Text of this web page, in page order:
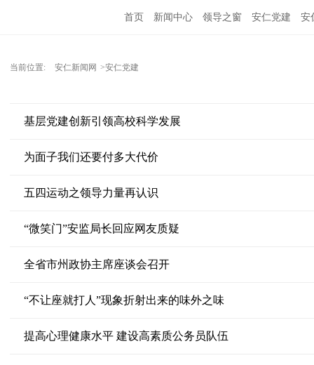
首页 新闻中心 领导之窗 安仁党建 安
当前位置: 安仁新闻网 >安仁党建
基层党建创新引领高校科学发展
为面子我们还要付多大代价
五四运动之领导力量再认识
“微笑门”安监局长回应网友质疑
全省市州政协主席座谈会召开
“不让座就打人”现象折射出来的味外之味
提高心理健康水平 建设高素质公务员队伍